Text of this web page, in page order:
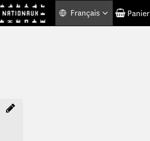
Français Panier